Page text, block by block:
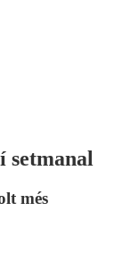
setmanal
més